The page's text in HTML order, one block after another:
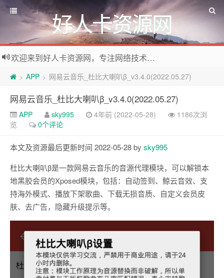
好人卡资源网
欢迎来到好人卡资源网，专注网络技术资源收集，我们不仅是网络资源的搬运工，也生产原创资源。寻找资源请留言或关注公众号:烈日下的男人
> APP > 网易云音乐_杜比大喇叭β_v3.4.0(2022.05.27)
网易云音乐_杜比大喇叭β_v3.4.0(2022.05.27)
APP sky995 4年前 (2022-05-28)
1186次浏
览
0个评论
本文及资源最后更新时间 2022-05-28 by sky995
杜比大喇叭β是一款网易云音乐的音源代理模块，可以解锁本
地黑胶会员的Xposed模块，包括：自动签到、鲸云音效、支
持海外模式、播放下架歌曲、下载无损音质、自定义会员皮
肤、去广告，隐藏升级提示等。